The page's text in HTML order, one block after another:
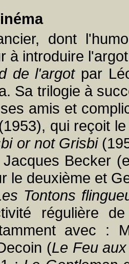
dont
à introduire
de l'argotpar
Sa trilogie à
amis et
qui reçoit
or not Grisbi
Becker
le deuxième et
Tontons
régulière
avec :
(Le Feu